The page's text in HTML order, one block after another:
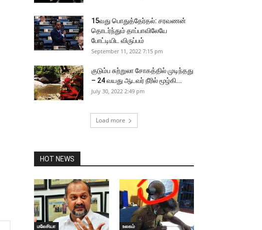
15வது பொதுத்தேர்தல்: சரவணன்
தொடர்ந்தும் தாப்பாவிலேயே
போட்டியிட விருப்பம்
September 11, 2022 7:15 pm
குடும்ப சுற்றுலா சோகத்தில் முடிந்தது
– 24 வயது ஆடவர் நீரில் மூழ்கி...
July 30, 2022 2:49 pm
Load more
HOT NEWS
மலேசியா உலகம்